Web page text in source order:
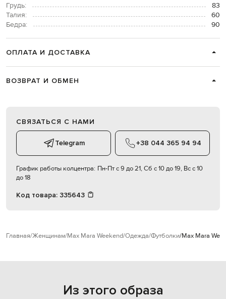
Грудь:
83
Талия:
60
Бедра:
90
ОПЛАТА И ДОСТАВКА
ВОЗВРАТ И ОБМЕН
СВЯЗАТЬСЯ С НАМИ
Telegram +38 044 365 94 94
График работы колцентра: Пн-Пт с 9 до 21, Сб с 10 до 19, Вс с 10
до 18
Код товара: 335643
Главная Женщинам Max Mara Weekend Одежда Футболки Max Mara
Из этого образа